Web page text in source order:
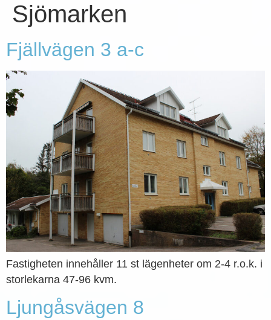
Sjömarken
Fjällvägen 3 a-c
Fastigheten innehåller 11 st lägenheter om 2-4 r.o.k. i
storlekarna 47-96 kvm.
Ljungåsvägen 8